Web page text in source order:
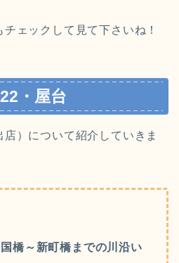
ェックして見て下さいね！
・屋台
）について紹介していきま
橋～新町橋までの川沿い